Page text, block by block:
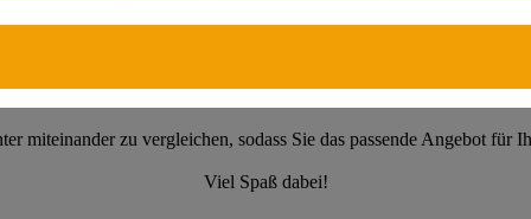
miteinander zu vergleichen, sodass Sie das passende Angebot
Viel Spaß dabei!